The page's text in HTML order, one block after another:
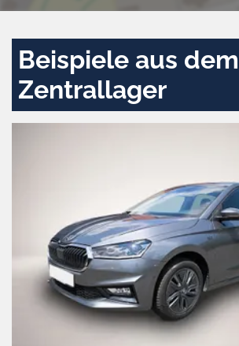
Beispiele aus dem
Zentrallager